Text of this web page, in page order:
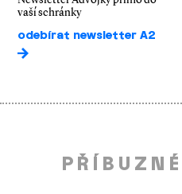
vaší schránky
odebírat newsletter A2